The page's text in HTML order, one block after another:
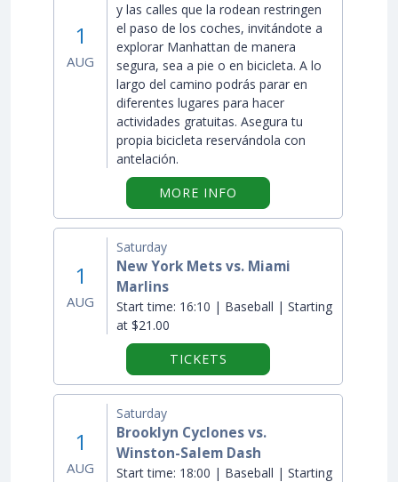
1
AUG
y las calles que la rodean restringen
el paso de los coches, invitándote a
explorar Manhattan de manera
segura, sea a pie o en bicicleta. A lo
largo del camino podrás parar en
diferentes lugares para hacer
actividades gratuitas. Asegura tu
propia bicicleta reservándola con
antelación.
MORE INFO
1
AUG
Saturday
New York Mets vs. Miami
Marlins
Start time: 16:10 | Baseball | Starting
at $21.00
TICKETS
1
AUG
Saturday
Brooklyn Cyclones vs.
Winston-Salem Dash
Start time: 18:00 | Baseball | Starting